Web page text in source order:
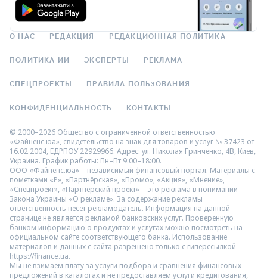
О НАС РЕДАКЦИЯ РЕДАКЦИОННАЯ ПОЛИТИКА
ПОЛИТИКА ИИ ЭКСПЕРТЫ РЕКЛАМА
СПЕЦПРОЕКТЫ ПРАВИЛА ПОЛЬЗОВАНИЯ
КОНФИДЕНЦИАЛЬНОСТЬ КОНТАКТЫ
© 2000–2026 Общество с ограниченной ответственностью
«Файненс.юа», свидетельство на знак для товаров и услуг № 37423 от
16.02.2004, ЕДРПОУ 22929966. Адрес: ул. Николая Гринченко, 4В, Киев,
Украина. График работы: Пн–Пт 9:00–18:00.
ООО «Файненс.юа» – независимый финансовый портал. Материалы с
пометками «Р», «Партнёрская», «Промо», «Акция», «Мнение»,
«Спецпроект», «Партнёрский проект» – это реклама в понимании
Закона Украины «О рекламе». За содержание рекламы
ответственность несёт рекламодатель. Информация на данной
странице не является рекламой банковских услуг. Проверенную
банком информацию о продуктах и услугах можно посмотреть на
официальном сайте соответствующего банка. Использование
материалов и данных с сайта разрешено только с гиперссылкой
https://finance.ua.
Мы не взимаем плату за услуги подбора и сравнения финансовых
предложений в каталогах и не предоставляем услуги кредитования,